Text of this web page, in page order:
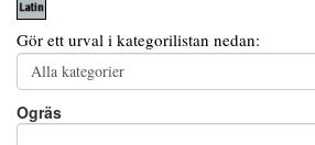
Gör ett urval i kategorilistan nedan:
Ogräs